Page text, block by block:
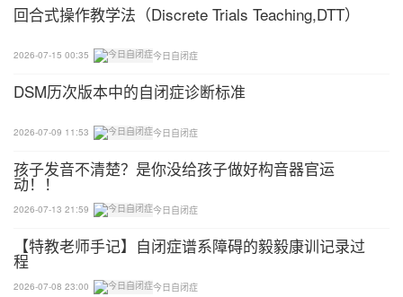
在学生脸颊一侧，其余四指放在另一侧，向正中位置
位置向唇的两边揉按。
唇肌张力低下的治疗
协助指压法——治疗师用拇指指腹用力按压口轮匝肌
一周，其他手指弯曲置于下颌下面。
自助指压法——治疗师用有弹性的球或玩具抵住学生
的唇部，让学生发/ba/或/pa/的音。
回合式操作教学法（Discrete Trials Teaching,DTT）
2026-07-15 00:35 今日自闭症
DSM历次版本中的自闭症诊断标准
2026-07-09 11:53 今日自闭症
孩子发音不清楚？是你没给孩子做好构音器官运
动！！
2026-07-13 21:59 今日自闭症
【特教老师手记】自闭症谱系障碍的毅毅康训记录过
程
2026-07-08 23:00 今日自闭症